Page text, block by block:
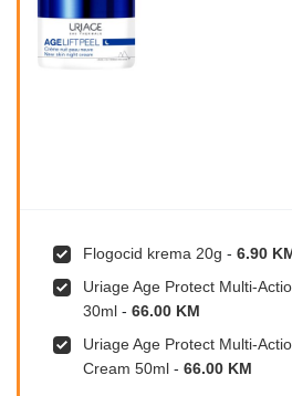
Flogocid krema 20g - 6.90
Uriage Age Protect Multi-
30ml - 66.00 KM
Uriage Age Protect Multi-
Cream 50ml - 66.00 KM